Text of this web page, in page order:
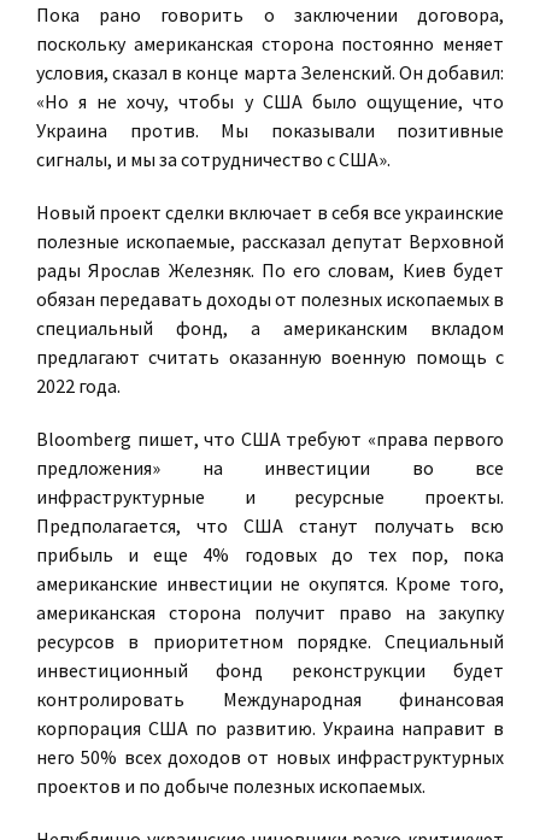
Пока рано говорить о заключении договора,
поскольку американская сторона постоянно меняет
условия, сказал в конце марта Зеленский. Он добавил:
«Но я не хочу, чтобы у США было ощущение, что
Украина против. Мы показывали позитивные
сигналы, и мы за сотрудничество с США».
Новый проект сделки включает в себя все украинские
полезные ископаемые, рассказал депутат Верховной
рады Ярослав Железняк. По его словам, Киев будет
обязан передавать доходы от полезных ископаемых в
специальный фонд, а американским вкладом
предлагают считать оказанную военную помощь с
2022 года.
Bloomberg пишет, что США требуют «права первого
предложения» на инвестиции во все
инфраструктурные и ресурсные проекты.
Предполагается, что США станут получать всю
прибыль и еще 4% годовых до тех пор, пока
американские инвестиции не окупятся. Кроме того,
американская сторона получит право на закупку
ресурсов в приоритетном порядке. Специальный
инвестиционный фонд реконструкции будет
контролировать Международная финансовая
корпорация США по развитию. Украина направит в
него 50% всех доходов от новых инфраструктурных
проектов и по добыче полезных ископаемых.